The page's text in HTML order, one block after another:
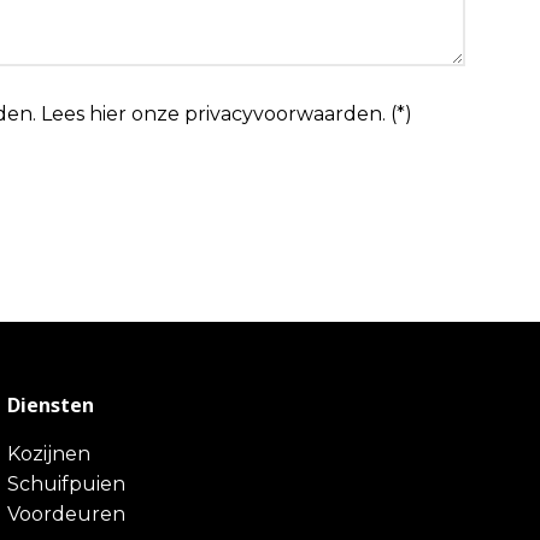
Lees hier onze privacyvoorwaarden. (*)
Diensten
Kozijnen
Schuifpuien
Voordeuren